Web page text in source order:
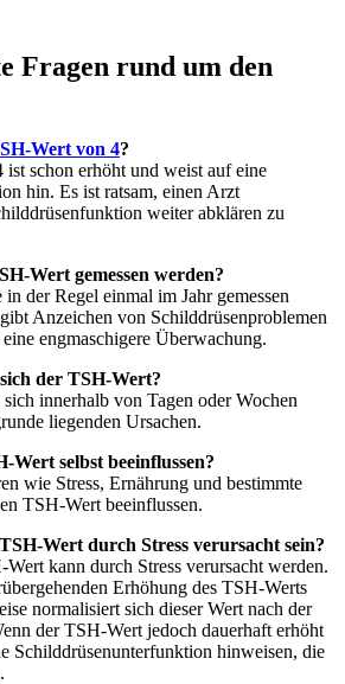
Fragen rund um den
Wert von 4?
schon erhöht und weist auf eine
hin. Es ist ratsam, einen Arzt
weiter abklären zu
Wert gemessen werden?
der Regel einmal im Jahr gemessen
Anzeichen von Schilddrüsenproblemen
engmaschigere Überwachung.
der TSH-Wert?
innerhalb von Tagen oder Wochen
liegenden Ursachen.
Wert selbst beeinflussen?
wie Stress, Ernährung und bestimmte
TSH-Wert beeinflussen.
Wert durch Stress verursacht sein?
kann durch Stress verursacht werden.
Erhöhung des TSH-Werts
normalisiert sich dieser Wert nach der
der TSH-Wert jedoch dauerhaft erhöht
Schilddrüsenunterfunktion hinweisen, die